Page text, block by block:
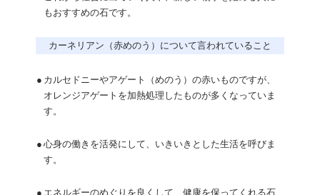
もおすすめの石です。
カーネリアン（赤めのう）について言われていること
● カルセドニーやアゲート（めのう）の赤いものですが、
オレンジアゲートを加熱処理したものが多くなっていま
す。
● 心身の働きを活発にして、いきいきとした生活を呼びま
す。
● エネルギーのめぐりを良くして、健康を保ってくれる石